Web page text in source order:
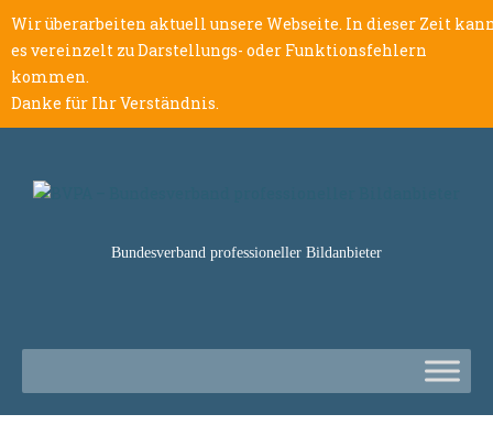
Wir überarbeiten aktuell unsere Webseite. In dieser Zeit
es vereinzelt zu Darstellungs- oder Funktionsfehlern
kommen.
Danke für Ihr Verständnis.
Bundesverband professioneller Bildanbieter